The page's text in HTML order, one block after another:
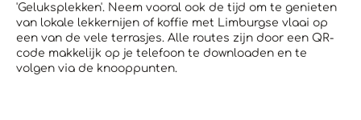
'Geluksplekken'. Neem vooral ook de tijd om te genieten
van lokale lekkernijen of koffie met Limburgse vlaai op
een van de vele terrasjes. Alle routes zijn door een QR-
code makkelijk op je telefoon te downloaden en te
volgen via de knooppunten.